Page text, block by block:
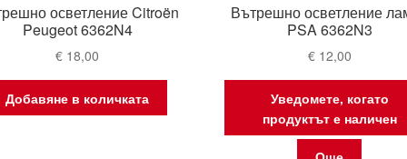
осветление Citroën
Peugeot 6362N4
€ 18,00
Добавяне в количката
Вътрешно осветление
PSA 6362N3
€12,00
Уведомете, когато
продуктът е наличен